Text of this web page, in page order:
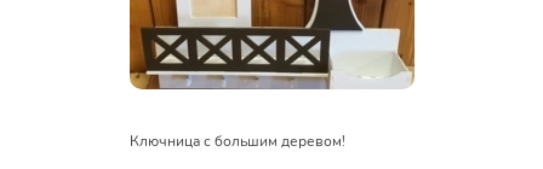
Ключница с большим деревом!